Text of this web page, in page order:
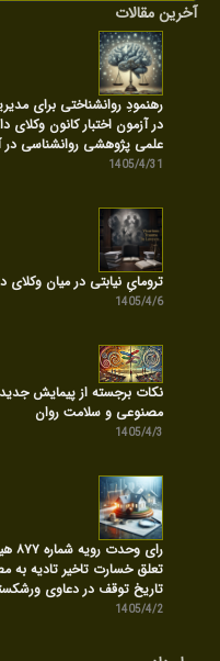
آخرین مقالات
رهنمودِ روانشناختی برای
در آزمون اختبار کانون
علمی پژوهشی روانشناسی
1405/4/31
ترومایِ نیابتی در میان وکلای
1405/4/6
نکات برجسته از پیمایش
مصنوعی و سلامت روان
1405/4/3
تعلق خسارت تاخیر تادیه به
تاریخ توقف در دعاوی
1405/4/2